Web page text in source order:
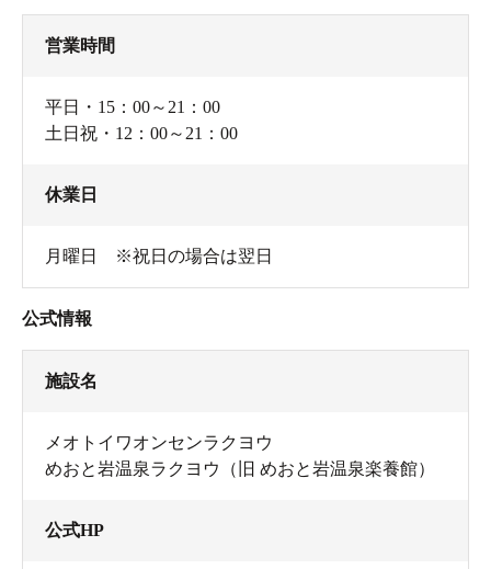
営業時間
平日・15：00～21：00
土日祝・12：00～21：00
休業日
月曜日 ※祝日の場合は翌日
公式情報
施設名
メオトイワオンセンラクヨウ
めおと岩温泉ラクヨウ（旧 めおと岩温泉楽養館）
公式HP